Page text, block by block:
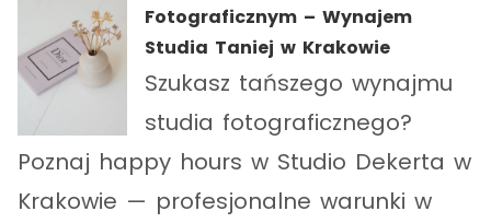
Fotograficznym – Wynajem
Studia Taniej w Krakowie
Szukasz tańszego wynajmu
studia fotograficznego?
Poznaj happy hours w Studio Dekerta w
Krakowie — profesjonalne warunki w